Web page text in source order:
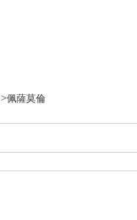
>佩薩莫倫